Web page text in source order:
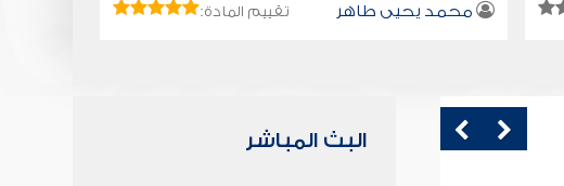
محمد يحيى طاهر تقييم المادة:
البث المباشر